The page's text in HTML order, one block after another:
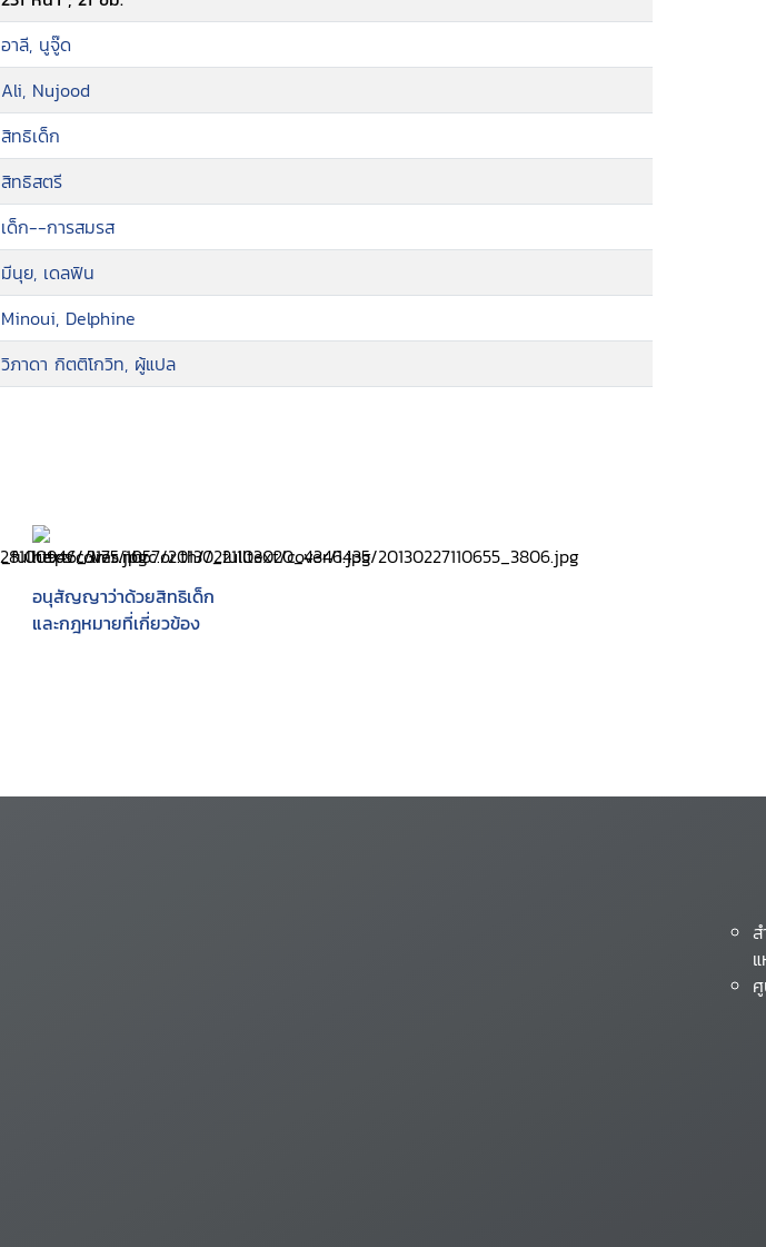
อาลี, นูจู๊ด
Ali, Nujood
สิทธิเด็ก
สิทธิสตรี
เด็ก--การสมรส
มีนุย, เดลฟิน
Minoui, Delphine
วิภาดา กิตติโกวิท, ผู้แปล
อนุสัญญาว่าด้วยสิทธิเด็ก
และกฎหมายที่เกี่ยวข้อง